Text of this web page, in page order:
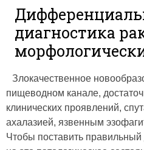
диагностика
Злокачественное
пищеводном канале,
клинических проявлений,
ахалазией, язвенным
Чтобы поставить правильный